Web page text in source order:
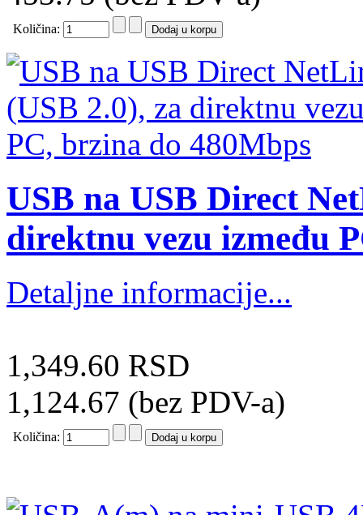
Količina:
USB na USB Direct
direktnu vezu između
Detaljne informacije...
1,349.60 RSD
1,124.67 (bez PDV-a)
Količina: